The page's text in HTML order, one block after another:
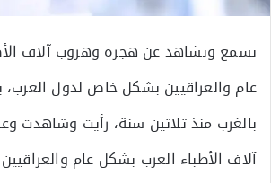
نسمع ونشاهد عن هجرة وهروب آلاف
عام والعراقيين بشكل خاص لدول
بالغرب منذ ثلاثين سنة، رأيت وشاهدت
آلاف الأطباء العرب بشكل عام